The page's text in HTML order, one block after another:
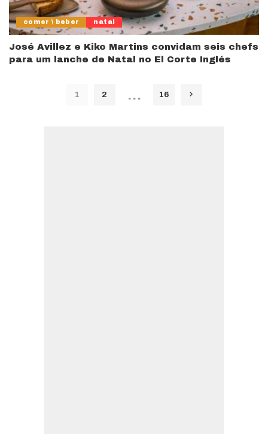
comer \ beber natal
José Avillez e Kiko Martins convidam seis chefs
para um lanche de Natal no El Corte Inglés
1 2 … 16